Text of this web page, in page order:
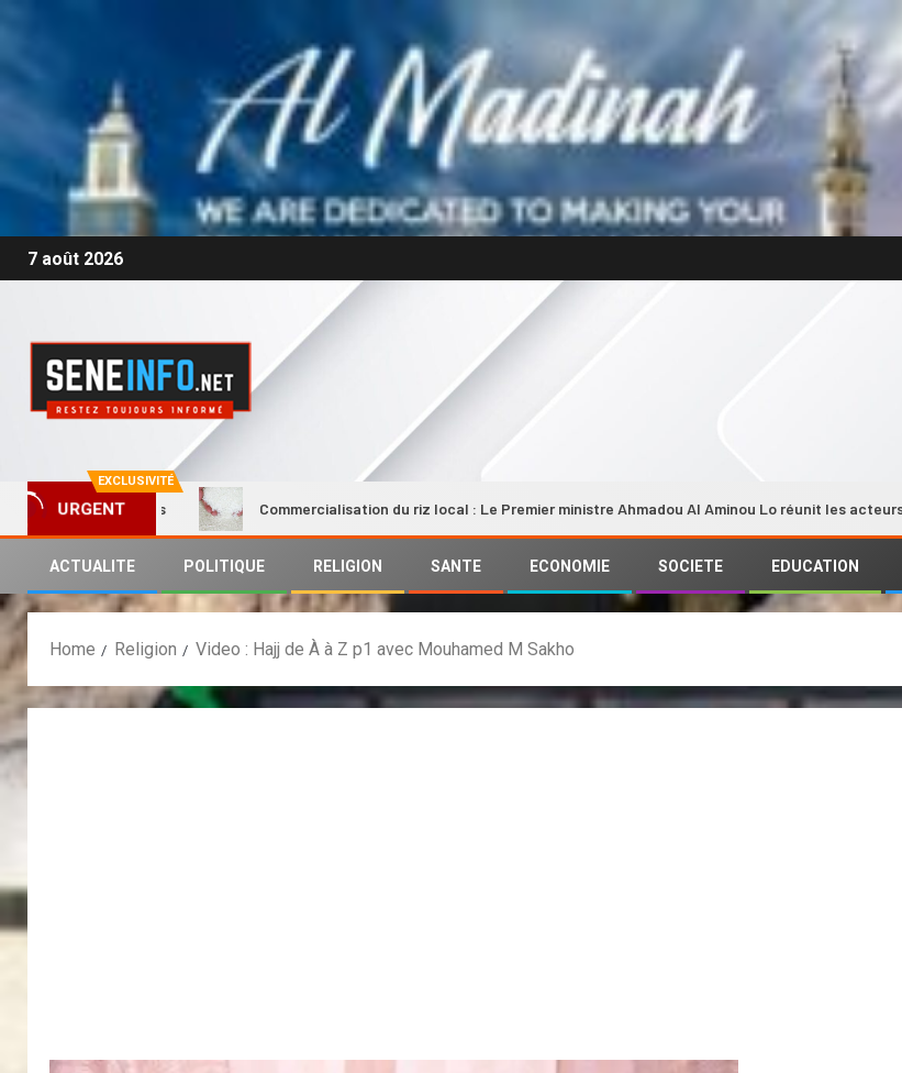
7 août 2026
EXCLUSIVITÉ
URGENT
rurales Commercialisation du riz local : Le Premier ministre Ahmadou Al Aminou Lo réunit les acteurs de la filière
ACTUALITE POLITIQUE RELIGION SANTE ECONOMIE SOCIETE EDUCATION
Home Religion Video : Hajj de À à Z p1 avec Mouhamed M Sakho